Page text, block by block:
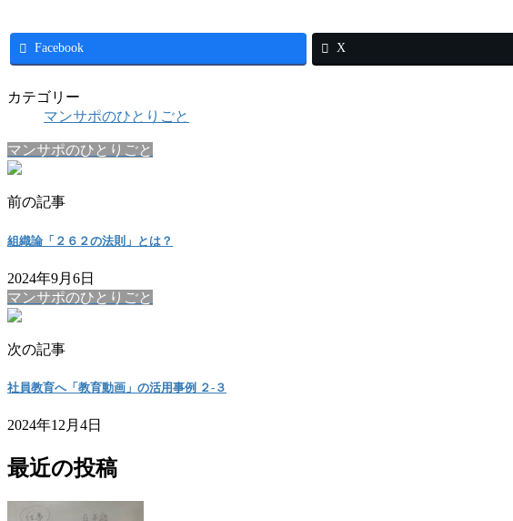
Facebook X
カテゴリー
マンサポのひとりごと
マンサポのひとりごと
前の記事
組織論「２６２の法則」とは？
2024年9月6日
マンサポのひとりごと
次の記事
社員教育へ「教育動画」の活用事例 ２-３
2024年12月4日
最近の投稿